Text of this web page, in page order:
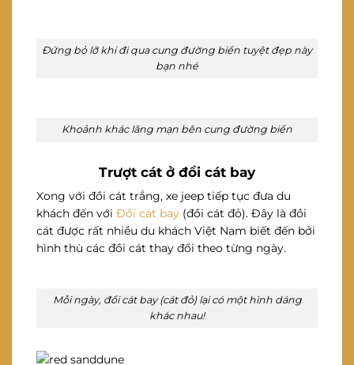
Đứng bỏ lỡ khi đi qua cung đường biển tuyệt đẹp này
bạn nhé
Khoảnh khác lãng mạn bên cung đường biển
Trượt cát ở đồi cát bay
Xong với đồi cát trắng, xe jeep tiếp tục đưa du
khách đến với Đồi cát bay (đồi cát đỏ). Đây là đồi
cát được rất nhiều du khách Việt Nam biết đến bởi
hình thù các đồi cát thay đổi theo từng ngày.
Mỗi ngày, đồi cát bay (cát đỏ) lại có một hình dáng
khác nhau!